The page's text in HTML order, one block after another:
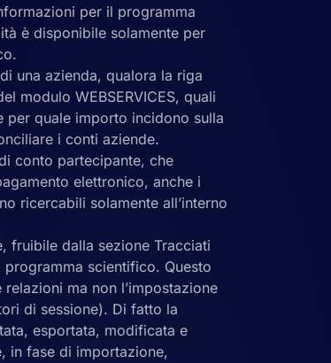
per il programma
è disponibile solamente per
una azienda, qualora la riga
modulo WEBSERVICES, quali
per quale importo incidono sulla
i conti aziende.
conto partecipante, che
elettronico, anche i
ricercabili solamente all’interno
fruibile dalla sezione Tracciati
scientifico. Questo
ma non l’impostazione
di sessione). Di fatto la
esportata, modificata e
in fase di importazione,